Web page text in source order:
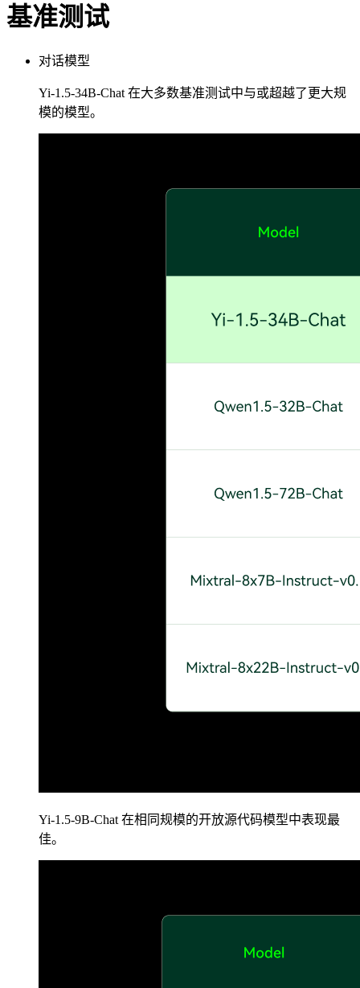
基准测试
对话模型
Yi-1.5-34B-Chat 在大多数基准测试中与或超越了更大规
模的模型。
Yi-1.5-9B-Chat 在相同规模的开放源代码模型中表现最
佳。